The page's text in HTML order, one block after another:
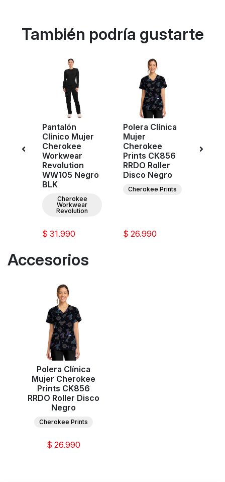
También podría gustarte
Pantalón
Clínico Mujer
Cherokee
Workwear
Revolution
WW105 Negro
BLK
Cherokee
Workwear
Revolution
$ 31.990
Polera Clínica
Mujer
Cherokee
Prints CK856
RRDO Roller
Disco Negro
Cherokee Prints
$ 26.990
Accesorios
Polera Clínica
Mujer Cherokee
Prints CK856
RRDO Roller Disco
Negro
Cherokee Prints
$ 26.990